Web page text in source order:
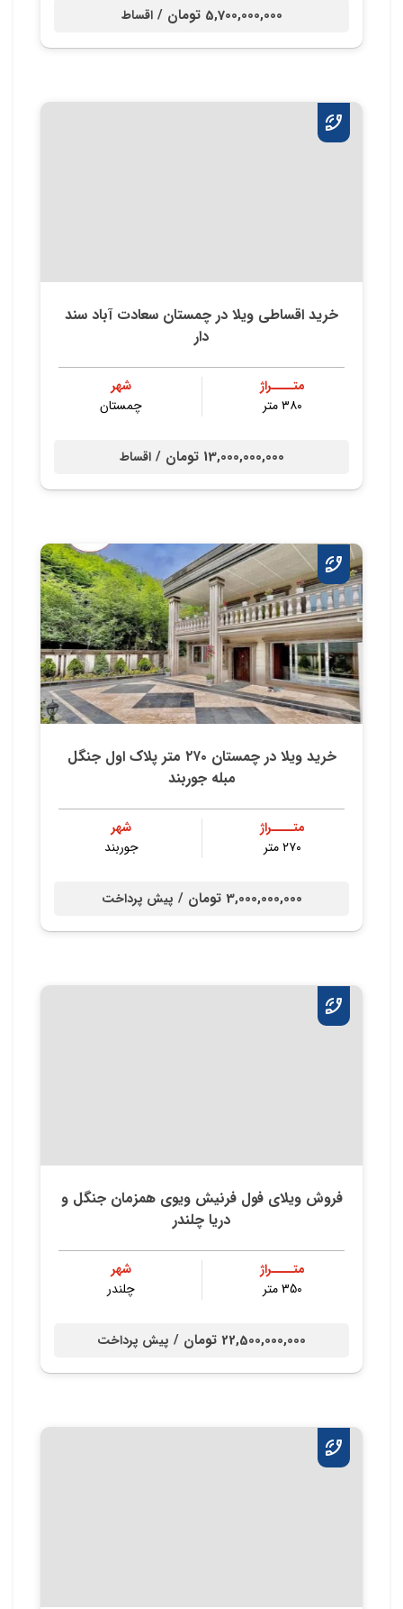
5,700,000,000 تومان / اقساط
خرید اقساطی ویلا در چمستان سعادت آباد سند
دار
متــــراژ
۳۸۰ متر
شهر
چمستان
13,000,000,000 تومان / اقساط
خرید ویلا در چمستان ۲۷۰ متر پلاک اول جنگل
مبله جوربند
متــــراژ
۲۷۰ متر
شهر
جوربند
3,000,000,000 تومان / پیش پرداخت
فروش ويلاي فول فرنيش ویوی همزمان جنگل و
دریا چلندر
متــــراژ
350 متر
شهر
چلندر
22,500,000,000 تومان / پیش پرداخت